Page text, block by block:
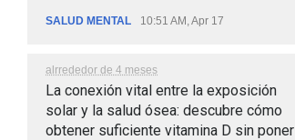
SALUD MENTAL 10:51 AM, Apr 17
alrrededor de 4 meses
La conexión vital entre la exposición
solar y la salud ósea: descubre cómo
obtener suficiente vitamina D sin poner